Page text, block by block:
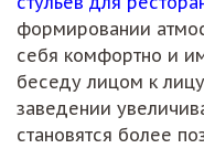
формировании
себя комфортно и
беседу лицом к
заведении
становятся более